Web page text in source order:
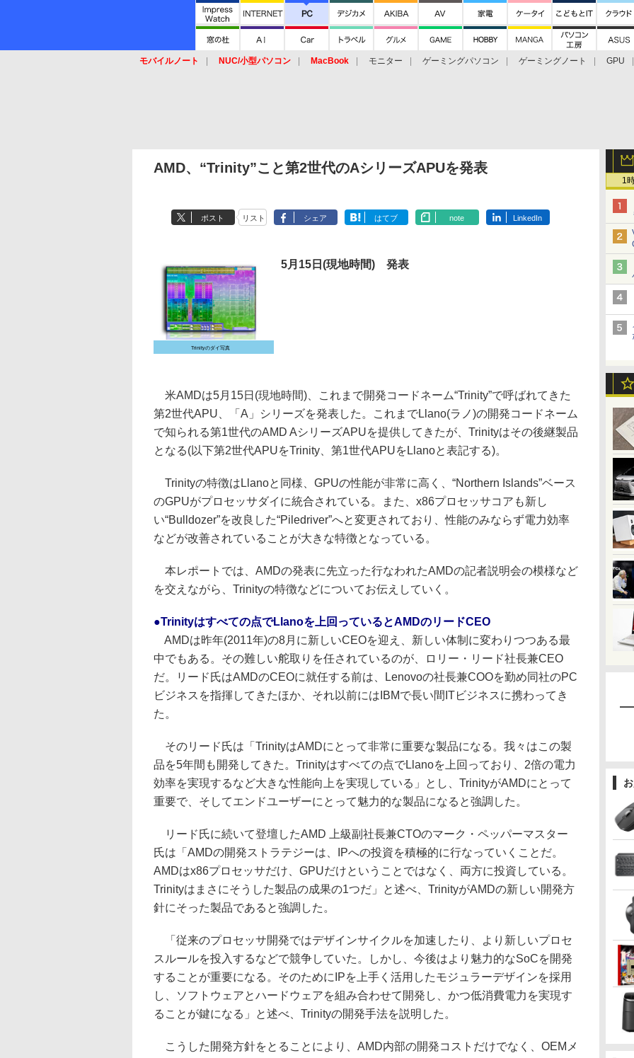
モバイルノート NUC/小型パソコン MacBook モニター ゲーミングパソコン ゲーミングノート
GPU
1
AMD、“Trinity”こと第2世代のAシリーズAPUを発表
ポスト リスト シェア はてブ note LinkedIn
Trinityのダイ写真
5月15日(現地時間) 発表
米AMDは5月15日(現地時間)、これまで開発コードネーム“Trinity”で呼ばれてきた
第2世代APU、「A」シリーズを発表した。これまでLlano(ラノ)の開発コードネーム
で知られる第1世代のAMD AシリーズAPUを提供してきたが、Trinityはその後継製品
となる(以下第2世代APUをTrinity、第1世代APUをLlanoと表記する)。
Trinityの特徴はLlanoと同様、GPUの性能が非常に高く、“Northern Islands”ベース
のGPUがプロセッサダイに統合されている。また、x86プロセッサコアも新し
い“Bulldozer”を改良した“Piledriver”へと変更されており、性能のみならず電力効率
などが改善されていることが大きな特徴となっている。
本レポートでは、AMDの発表に先立った行なわれたAMDの記者説明会の模様など
を交えながら、Trinityの特徴などについてお伝えしていく。
●Trinityはすべての点でLlanoを上回っているとAMDのリードCEO
AMDは昨年(2011年)の8月に新しいCEOを迎え、新しい体制に変わりつつある最
中でもある。その難しい舵取りを任されているのが、ロリー・リード社長兼CEO
だ。リード氏はAMDのCEOに就任する前は、Lenovoの社長兼COOを勤め同社のPC
ビジネスを指揮してきたほか、それ以前にはIBMで長い間ITビジネスに携わってき
た。
そのリード氏は「TrinityはAMDにとって非常に重要な製品になる。我々はこの製
品を5年間も開発してきた。Trinityはすべての点でLlanoを上回っており、2倍の電力
効率を実現するなど大きな性能向上を実現している」とし、TrinityがAMDにとって
重要で、そしてエンドユーザーにとって魅力的な製品になると強調した。
リード氏に続いて登壇したAMD 上級副社長兼CTOのマーク・ペッパーマスター
氏は「AMDの開発ストラテジーは、IPへの投資を積極的に行なっていくことだ。
AMDはx86プロセッサだけ、GPUだけということではなく、両方に投資している。
Trinityはまさにそうした製品の成果の1つだ」と述べ、TrinityがAMDの新しい開発方
針にそった製品であると強調した。
「従来のプロセッサ開発ではデザインサイクルを加速したり、より新しいプロセ
スルールを投入するなどで競争していた。しかし、今後はより魅力的なSoCを開発
することが重要になる。そのためにIPを上手く活用したモジュラーデザインを採用
し、ソフトウェアとハードウェアを組み合わせて開発し、かつ低消費電力を実現す
ることが鍵になる」と述べ、Trinityの開発手法を説明した。
こうした開発方針をとることにより、AMD内部の開発コストだけでなく、OEMメ